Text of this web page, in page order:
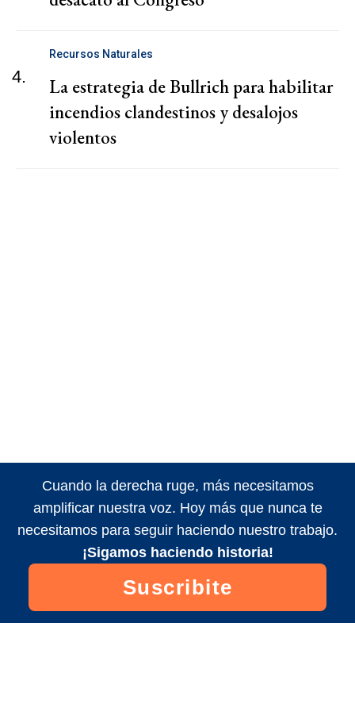
4.
Recursos Naturales
La estrategia de Bullrich para habilitar
incendios clandestinos y desalojos
violentos
Cuando la derecha ruge, más necesitamos
amplificar nuestra voz. Hoy más que nunca te
necesitamos para seguir haciendo nuestro trabajo.
¡Sigamos haciendo historia!
Suscribite